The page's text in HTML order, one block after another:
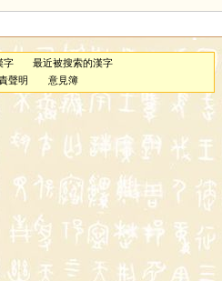
字
最近被搜索的漢字
聲明 意見簿